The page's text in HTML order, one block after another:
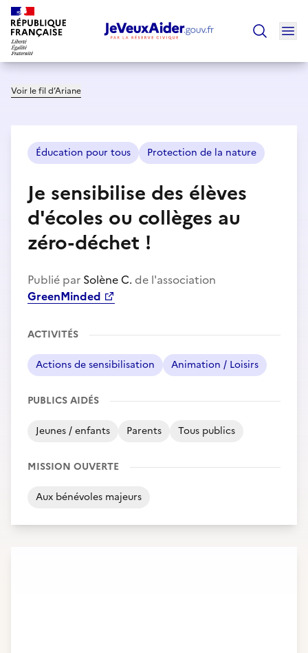
Voir le fil d’Ariane
Éducation pour tous Protection de la nature
Je sensibilise des élèves
d'écoles ou collèges au
zéro-déchet !
Publié par Solène C. de l'association
GreenMinded
ACTIVITÉS
Actions de sensibilisation Animation / Loisirs
PUBLICS AIDÉS
Jeunes / enfants Parents Tous publics
MISSION OUVERTE
Aux bénévoles majeurs